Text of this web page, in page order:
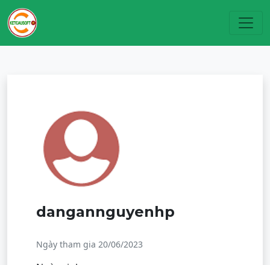
dangannguyenhp
Ngày tham gia 20/06/2023